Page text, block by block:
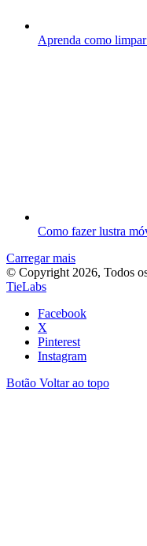
Aprenda como limpar
Como fazer lustra
Carregar mais
© Copyright 2026, Todos
TieLabs
Facebook
X
Pinterest
Instagram
Botão Voltar ao topo